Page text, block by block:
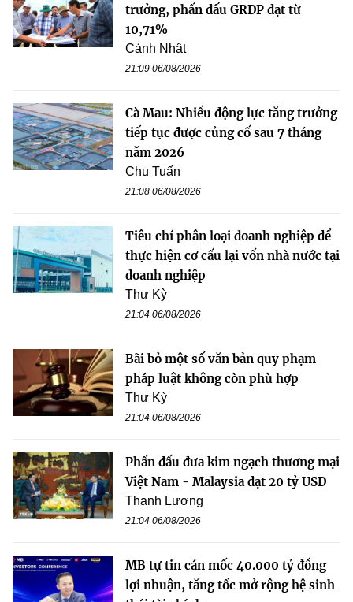
trưởng, phấn đấu GRDP đạt từ
10,71%
Cảnh Nhật
21:09 06/08/2026
Cà Mau: Nhiều động lực tăng trưởng
tiếp tục được củng cố sau 7 tháng
năm 2026
Chu Tuấn
21:08 06/08/2026
Tiêu chí phân loại doanh nghiệp để
thực hiện cơ cấu lại vốn nhà nước tại
doanh nghiệp
Thư Kỳ
21:04 06/08/2026
Bãi bỏ một số văn bản quy phạm
pháp luật không còn phù hợp
Thư Kỳ
21:04 06/08/2026
Phấn đấu đưa kim ngạch thương mại
Việt Nam - Malaysia đạt 20 tỷ USD
Thanh Lương
21:04 06/08/2026
MB tự tin cán mốc 40.000 tỷ đồng
lợi nhuận, tăng tốc mở rộng hệ sinh